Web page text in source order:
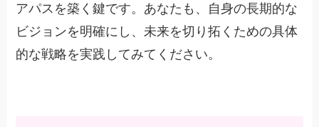
アパスを築く鍵です。あなたも、自身の長期的な
ビジョンを明確にし、未来を切り拓くための具体
的な戦略を実践してみてください。